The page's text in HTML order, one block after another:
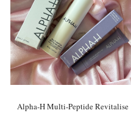
Alpha-H Multi-Peptide Revitalise